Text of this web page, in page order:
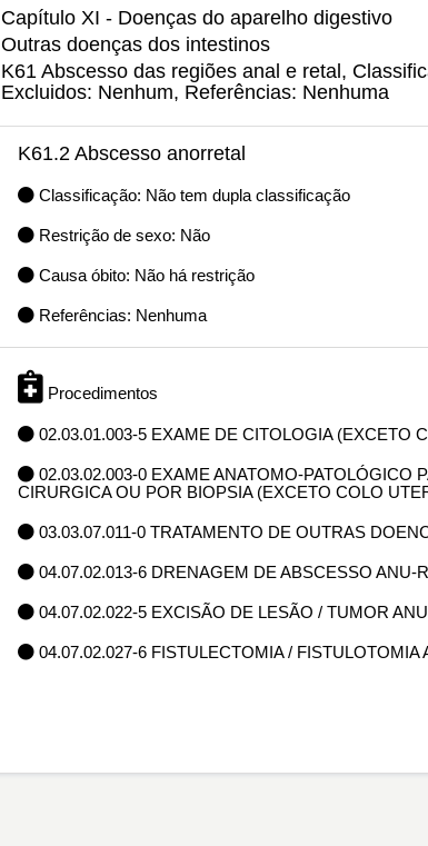
Capítulo XI - Doenças do aparelho digestivo
Outras doenças dos intestinos
K61 Abscesso das regiões anal e retal,
Excluidos: Nenhum, Referências: Nenhuma
K61.2 Abscesso anorretal
Classificação: Não tem dupla classificação
Restrição de sexo: Não
Causa óbito: Não há restrição
Referências: Nenhuma
Procedimentos
02.03.01.003-5 EXAME DE CITOLOGIA (EXCETO
02.03.02.003-0 EXAME ANATOMO-PATOLÓGICO
CIRURGICA OU POR BIOPSIA (EXCETO COLO
03.03.07.011-0 TRATAMENTO DE OUTRAS
04.07.02.013-6 DRENAGEM DE ABSCESSO ANU-
04.07.02.022-5 EXCISÃO DE LESÃO / TUMOR
04.07.02.027-6 FISTULECTOMIA / FISTULOTOMIA